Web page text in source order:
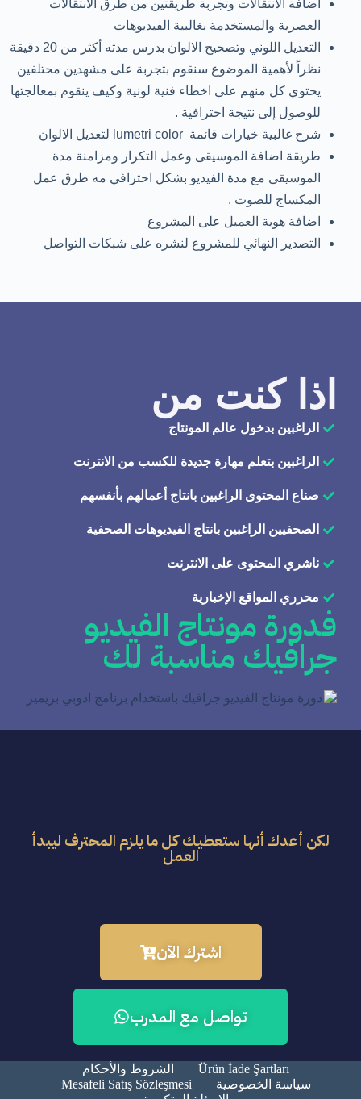
اضافة الانتقالات وتجربة طريقتين من طرق الانتقالات
العصرية والمستخدمة بغالبية الفيديوهات
التعديل اللوني وتصحيح الالوان بدرس مدته أكثر من 20 دقيقة
نظراً لأهمية الموضوع سنقوم بتجربة على مشهدين محتلفين
يحتوي كل منهم على اخطاء فنية لونية وكيف ينقوم بمعالجتها
للوصول إلى نتيجة احترافية .
شرح غالبية خيارات قائمة lumetri color لتعديل الالوان
طريقة اضافة الموسيقى وعمل التكرار ومزامنة مدة
الموسيقى مع مدة الفيديو بشكل احترافي مه طرق عمل
المكساج للصوت .
اضافة هوية العميل على المشروع
التصدير النهائي للمشروع لنشره على شبكات التواصل
اذا كنت من
الراغبين بدخول عالم المونتاج
الراغبين بتعلم مهارة جديدة للكسب من الانترنت
صناع المحتوى الراغبين بانتاج أعمالهم بأنفسهم
الصحفيين الراغبين بانتاج الفيديوهات الصحفية
ناشري المحتوى على الانترنت
محرري المواقع الإخبارية
فدورة مونتاج الفيديو
جرافيك مناسبة لك
لكن أعدك أنها ستعطيك كل ما يلزم المحترف ليبدأ
العمل
اشترك الآن
تواصل مع المدرب
Ürün İade Şartları​
الشروط والأحكام​
سياسة الخصوصية
Mesafeli Satış Sözleşmesi